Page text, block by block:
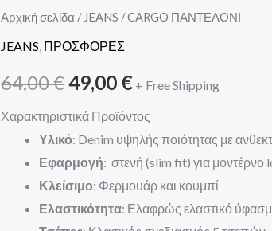
Αρχική σελίδα / JEANS / CARGO ΠΑΝΤΕΛΟΝΙ
JEANS ΠΡΟΣΦΟΡΕΣ
64,00€
Original
price
was:
64,00 €.
49,00 €
Η
τιμή
είναι:
49,00 €.
+ Free Shipping
Χαρακτηριστικά Προϊόντος
Υλικό: Denim υψηλής ποιότητας με
Εφαρμογή: στενή (slim fit) για μοντέρνο
Κλείσιμο: Φερμουάρ και κουμπί
Ελαστικότητα: Ελαφρώς ελαστικό
CARGO
ΠΑΝΤΕΛΟΝΙ